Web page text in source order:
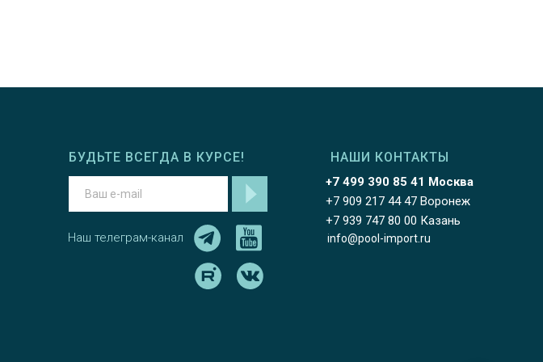
Наш телеграм-канал
БУДЬТЕ ВСЕГДА В КУРСЕ!
+7 499 390 85 41 Москва
НАШИ КОНТАКТЫ
+7 909 217 44 47 Воронеж
+7 939 747 80 00 Казань
info@pool-import.ru